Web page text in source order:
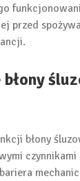
przed
błony
czynnikami